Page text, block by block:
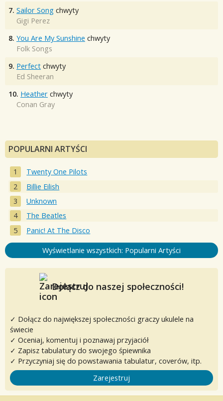
7. Sailor Song chwyty
Gigi Perez
8. You Are My Sunshine chwyty
Folk Songs
9. Perfect chwyty
Ed Sheeran
10. Heather chwyty
Conan Gray
POPULARNI ARTYŚCI
Twenty One Pilots
Billie Eilish
Unknown
The Beatles
Panic! At The Disco
Wyświetlanie wszystkich: Popularni Artyści
Dołącz do naszej społeczności!
✓ Dołącz do największej społeczności graczy ukulele na
świecie
✓ Oceniaj, komentuj i poznawaj przyjaciół
✓ Zapisz tabulatury do swojego śpiewnika
✓ Przyczyniaj się do powstawania tabulatur, coverów, itp.
Zarejestruj